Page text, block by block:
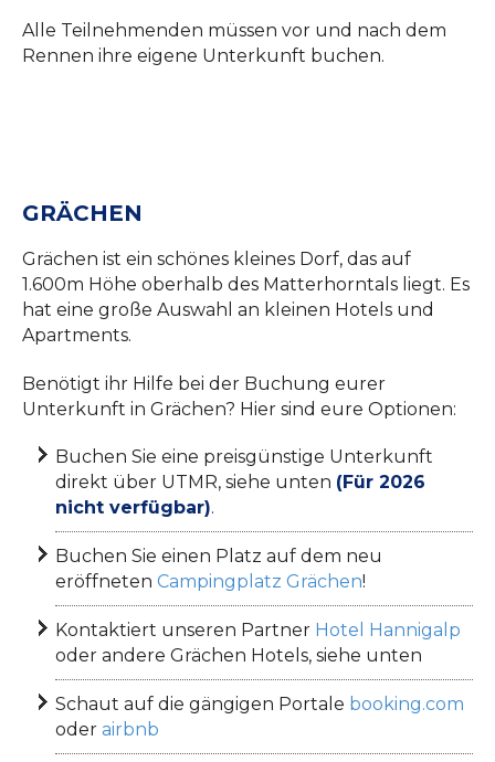
Alle Teilnehmenden müssen vor und nach dem
Rennen ihre eigene Unterkunft buchen.
GRÄCHEN
Grächen ist ein schönes kleines Dorf, das auf
1.600m Höhe oberhalb des Matterhorntals liegt. Es
hat eine große Auswahl an kleinen Hotels und
Apartments.
Benötigt ihr Hilfe bei der Buchung eurer
Unterkunft in Grächen? Hier sind eure Optionen:
Buchen Sie eine preisgünstige Unterkunft
direkt über UTMR, siehe unten (Für 2026
nicht verfügbar).
Buchen Sie einen Platz auf dem neu
eröffneten Campingplatz Grächen!
Kontaktiert unseren Partner Hotel Hannigalp
oder andere Grächen Hotels, siehe unten
Schaut auf die gängigen Portale booking.com
oder airbnb